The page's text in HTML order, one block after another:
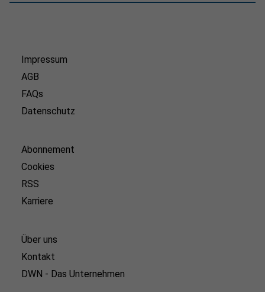
Impressum
AGB
FAQs
Datenschutz
Abonnement
Cookies
RSS
Karriere
Über uns
Kontakt
DWN - Das Unternehmen